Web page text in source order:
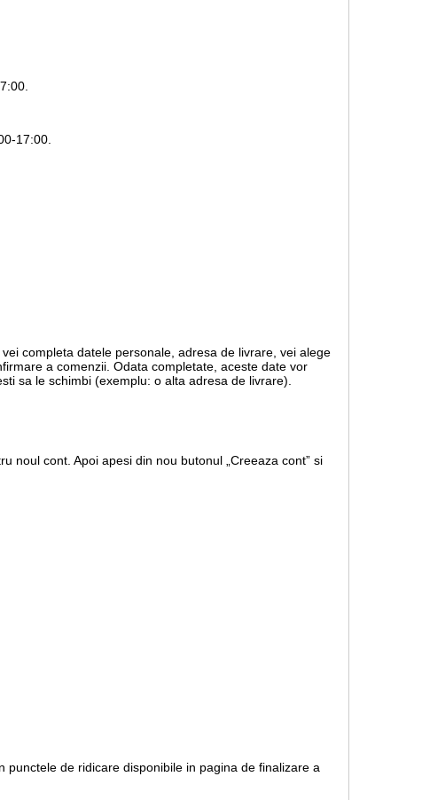
17:00.
completa datele personale, adresa de livrare, vei alege
a comenzii. Odata completate, aceste date vor
sa le schimbi (exemplu: o alta adresa de livrare).
noul cont. Apoi apesi din nou butonul „Creeaza cont” si
de ridicare disponibile in pagina de finalizare a